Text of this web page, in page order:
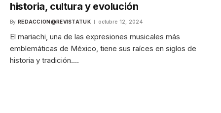
historia, cultura y evolución
By REDACCION@REVISTATUK octubre 12, 2024
El mariachi, una de las expresiones musicales más
emblemáticas de México, tiene sus raíces en siglos de
historia y tradición.…